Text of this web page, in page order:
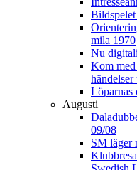
mila 1970
Nu
Kom
händelser
Löparnas
Augusti
09/08
SM läger